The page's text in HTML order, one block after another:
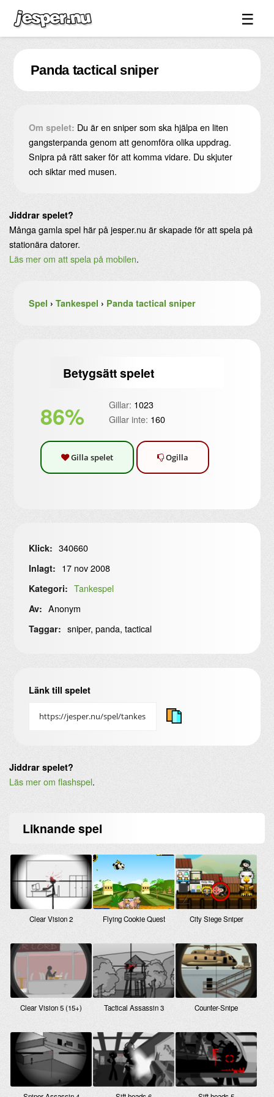
☰
Spel ↓
Bilder ↓
Forum ↓
Videos
Blandat ↓
Panda tactical sniper
Om spelet: Du är en sniper som ska hjälpa en liten
gangsterpanda genom att genomföra olika uppdrag.
Snipra på rätt saker för att komma vidare. Du skjuter
och siktar med musen.
Jiddrar spelet?
Många gamla spel här på jesper.nu är skapade för att spela på
stationära datorer.
Läs mer om att spela på mobilen.
Spel › Tankespel › Panda tactical sniper
Betygsätt spelet
86% Gillar: 1023
Gillar inte: 160
Gilla spelet Ogilla
Klick: 340660
Inlagt: 17 nov 2008
Kategori: Tankespel
Av: Anonym
Taggar: sniper, panda, tactical
Länk till spelet
Jiddrar spelet?
Läs mer om flashspel.
Liknandespel
Clear Vision 2 Flying Cookie Quest City Siege Sniper
Clear Vision 5 (15+) Tactical Assassin 3 Counter-Snipe